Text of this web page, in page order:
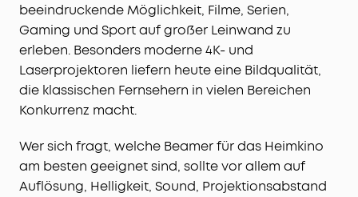
beeindruckende Möglichkeit, Filme, Serien,
Gaming und Sport auf großer Leinwand zu
erleben. Besonders moderne 4K- und
Laserprojektoren liefern heute eine Bildqualität,
die klassischen Fernsehern in vielen Bereichen
Konkurrenz macht.
Wer sich fragt, welche Beamer für das Heimkino
am besten geeignet sind, sollte vor allem auf
Auflösung, Helligkeit, Sound, Projektionsabstand